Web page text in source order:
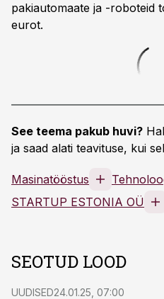
pakiautomaate ja -roboteid
eurot.
See teema pakub huvi?
ja saad alati teavituse, kui
Masinatööstus
STARTUP ESTONIA OÜ
SEOTUD LOOD
UUDISED24.01.25, 07:00